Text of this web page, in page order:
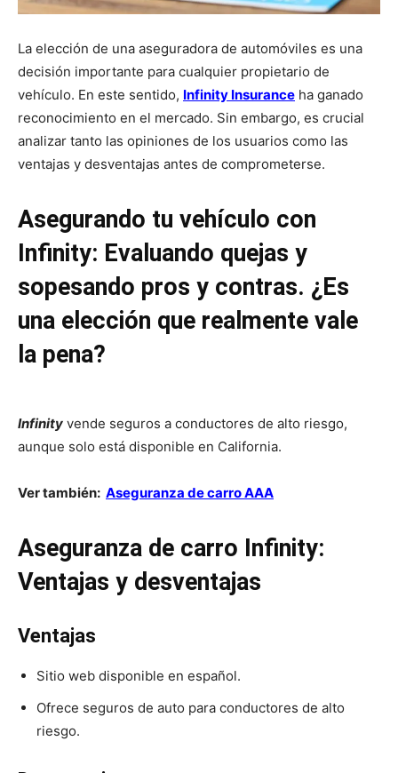
La elección de una aseguradora de automóviles es una
decisión importante para cualquier propietario de
vehículo. En este sentido, Infinity Insurance ha ganado
reconocimiento en el mercado. Sin embargo, es crucial
analizar tanto las opiniones de los usuarios como las
ventajas y desventajas antes de comprometerse.
Asegurando tu vehículo con
Infinity: Evaluando quejas y
sopesando pros y contras. ¿Es
una elección que realmente vale
la pena?
Infinity vende seguros a conductores de alto riesgo,
aunque solo está disponible en California.
Ver también: Aseguranza de carro AAA
Aseguranza de carro Infinity:
Ventajas y desventajas
Ventajas
Sitio web disponible en español.
Ofrece seguros de auto para conductores de alto
riesgo.